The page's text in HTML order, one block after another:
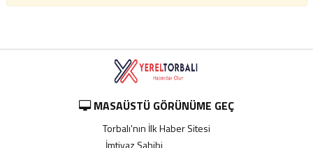
MASAÜSTÜ GÖRÜNÜME GEÇ
Torbalı'nın İlk Haber Sitesi
İmtiyaz Sahibi